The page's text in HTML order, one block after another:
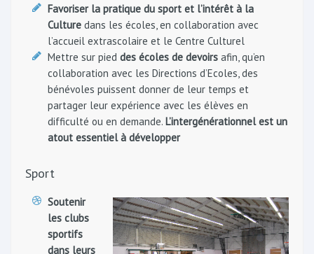
Favoriser la pratique du sport et l’intérêt à la
Culture dans les écoles, en collaboration avec
l’accueil extrascolaire et le Centre Culturel
Mettre sur pieddes écoles de devoirs afin, qu’en
collaboration avec les Directions d’Ecoles, des
bénévoles puissent donner de leur temps et
partager leur expérience avec les élèves en
difficulté ou en demande.L’intergénérationnel est un
atout essentiel à développer
Sport
Soutenir
les clubs
sportifs
dans leurs